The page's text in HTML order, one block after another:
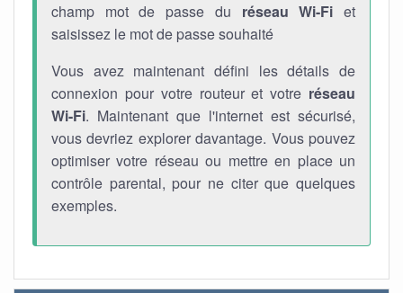
champ mot de passe du réseau Wi-Fi et
saisissez le mot de passe souhaité
Vous avez maintenant défini les détails de
connexion pour votre routeur et votre réseau
Wi-Fi. Maintenant que l'internet est sécurisé,
vous devriez explorer davantage. Vous pouvez
optimiser votre réseau ou mettre en place un
contrôle parental, pour ne citer que quelques
exemples.